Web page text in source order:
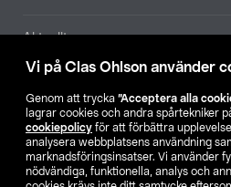
Vi på Clas Ohlson använder
Genom att trycka ”Acceptera alla
lagrar cookies och andra spårtekniker
cookiepolicy för att förbättra
analysera webbplatsens användning
marknadsföringsinsatser. Vi använder
nödvändiga, funktionella, analys och
Aktuellt
Hitta
SE NO